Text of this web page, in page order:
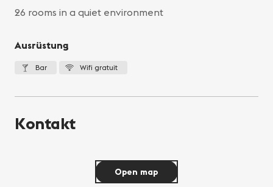
26 rooms in a quiet environment
Ausrüstung
Bar Wifi gratuit
Kontakt
Open map